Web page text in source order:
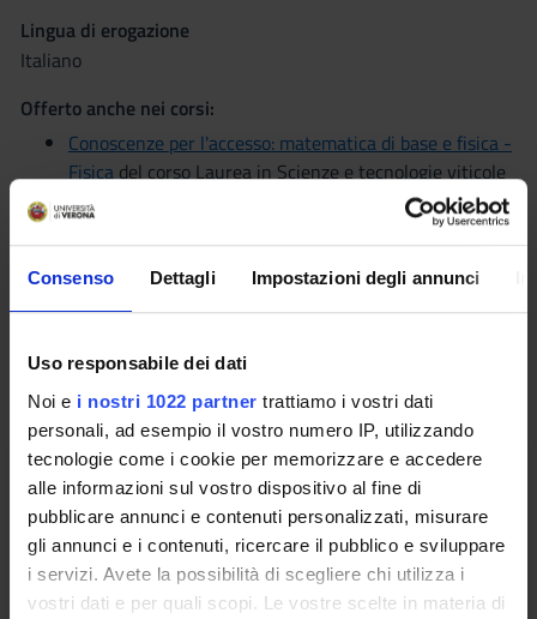
Consenso Dettagli Impostazioni degli annunci
Uso responsabile dei dati
Noi e i nostri 1022 partner trattiamo i vostri dati
personali, ad esempio il vostro numero IP, utilizzando
tecnologie come i cookie per memorizzare e accedere
alle informazioni sul vostro dispositivo al fine di
pubblicare annunci e contenuti personalizzati, misurare
gli annunci e i contenuti, ricercare il pubblico e sviluppare
i servizi. Avete la possibilità di scegliere chi utilizza i
vostri dati e per quali scopi. Le vostre scelte in materia di
Lingua di erogazione
Italiano
Offerto anche nei corsi:
Conoscenze per l'accesso: matematica di base e fisica -
Fisicadel corso Laurea in Scienze e tecnologie viticole
ed enologiche [L-25]
Settore Scientifico Disciplinare (SSD)
NN - -
L'insegnamento è organizzato come segue:
Matematica
Attività mutuata da Conoscenze per l'accesso:
matematicadel corso: Laurea in Informatica [L-31]